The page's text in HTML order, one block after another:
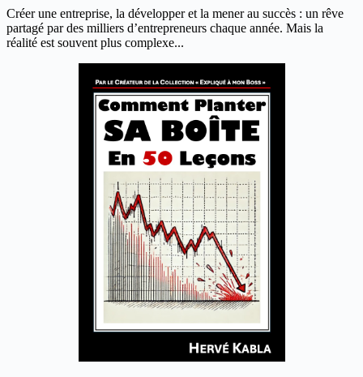
Créer une entreprise, la développer et la mener au succès : un rêve
partagé par des milliers d’entrepreneurs chaque année. Mais la
réalité est souvent plus complexe...